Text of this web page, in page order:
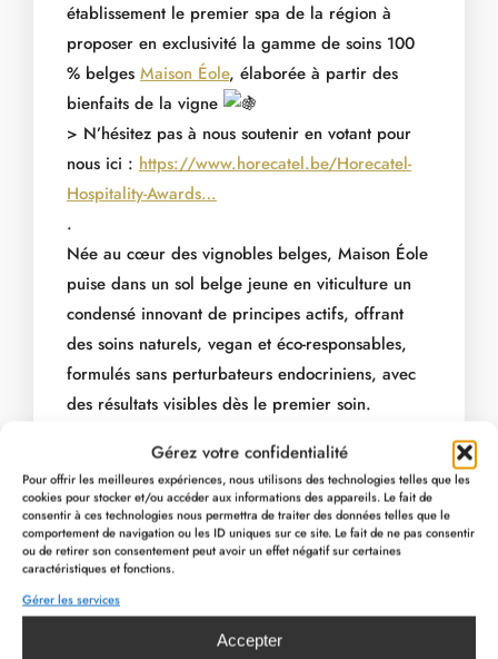
Gérez votre confidentialité
Pour offrir les meilleures expériences, nous utilisons des technologies telles que les
cookies pour stocker et/ou accéder aux informations des appareils. Le fait de
consentir à ces technologies nous permettra de traiter des données telles que le
comportement de navigation ou les ID uniques sur ce site. Le fait de ne pas consentir
ou de retirer son consentement peut avoir un effet négatif sur certaines
caractéristiques et fonctions.
Gérer les services
Accepter
établissement le premier spa de la région à
proposer en exclusivité la gamme de soins 100
% belges Maison Éole, élaborée à partir des
bienfaits de la vigne
> N’hésitez pas à nous soutenir en votant pour
nous ici : https://www.horecatel.be/Horecatel-
Hospitality-Awards…
.
Née au cœur des vignobles belges, Maison Éole
puise dans un sol belge jeune en viticulture un
condensé innovant de principes actifs, offrant
des soins naturels, vegan et éco-responsables,
formulés sans perturbateurs endocriniens, avec
des résultats visibles dès le premier soin.
En conjuguant le professionnalisme de nos
esthéticien(ne)s, l’atmosphère apaisante de notre
Wellness, l’intimité de nos cabines et la qualité
exceptionnelle des soins Maison Éole, MY
Wellness by Maison Éole invite chacun à s’offrir
une véritable parenthèse hors du temps, aux